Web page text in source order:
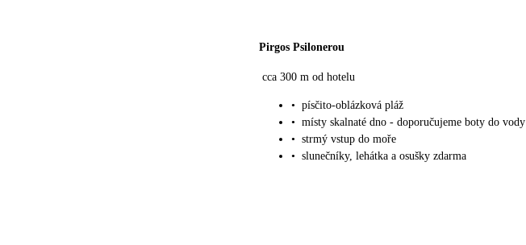
Pirgos Psilonerou
cca 300 m od hotelu
• písčito-oblázková pláž
• místy skalnaté dno - doporučujeme boty do vody
• strmý vstup do moře
• slunečníky, lehátka a osušky zdarma